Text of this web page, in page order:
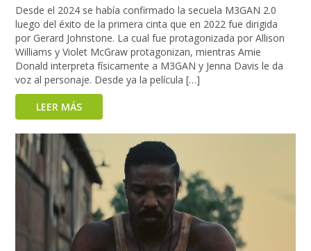
Desde el 2024 se había confirmado la secuela M3GAN 2.0
luego del éxito de la primera cinta que en 2022 fue dirigida
por Gerard Johnstone. La cual fue protagonizada por Allison
Williams y Violet McGraw protagonizan, mientras Amie
Donald interpreta físicamente a M3GAN y Jenna Davis le da
voz al personaje. Desde ya la película […]
LEER MÁS